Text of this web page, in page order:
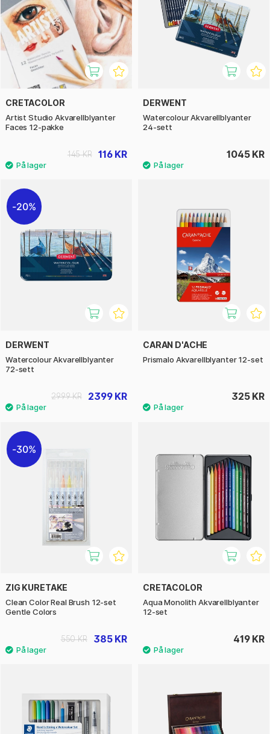
CRETACOLOR
Artist Studio Akvarellblyanter
Faces 12-pakke
116 KR
145 KR
DERWENT
Watercolour Akvarellblyanter
24-sett
1045 KR
20%
DERWENT
Watercolour Akvarellblyanter
72-sett
2399 KR
2999 KR
CARAN D'ACHE
Prismalo Akvarellblyanter 12-set
325 KR
30%
ZIG KURETAKE
Clean Color Real Brush 12-set
Gentle Colors
385 KR
550 KR
CRETACOLOR
Aqua Monolith Akvarellblyanter
12-set
419 KR